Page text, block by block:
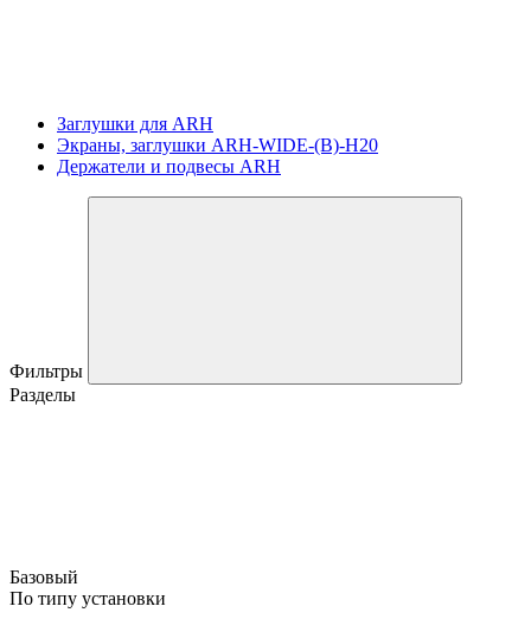
Заглушки для ARH
Экраны, заглушки ARH-WIDE-(B)-H20
Держатели и подвесы ARH
Фильтры
Разделы
Базовый
По типу установки